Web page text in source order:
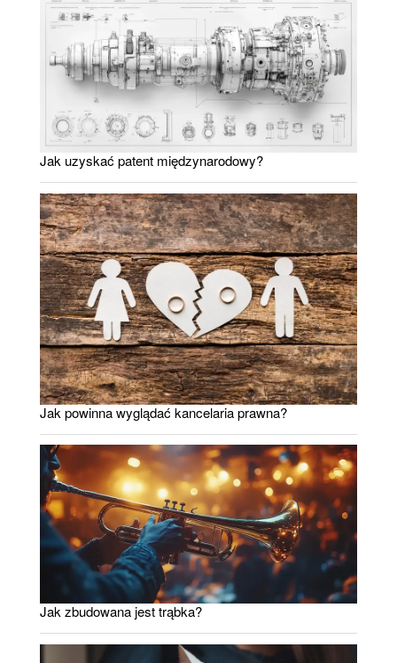
Jak uzyskać patent międzynarodowy?
Jak powinna wyglądać kancelaria prawna?
Jak zbudowana jest trąbka?